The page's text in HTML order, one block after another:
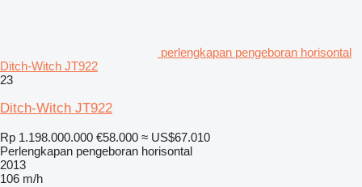
perlengkapan pengeboran horisontal
Ditch-Witch JT922
23
Ditch-Witch JT922
Rp 1.198.000.000 €58.000 ≈ US$67.010
Perlengkapan pengeboran horisontal
2013
106 m/h